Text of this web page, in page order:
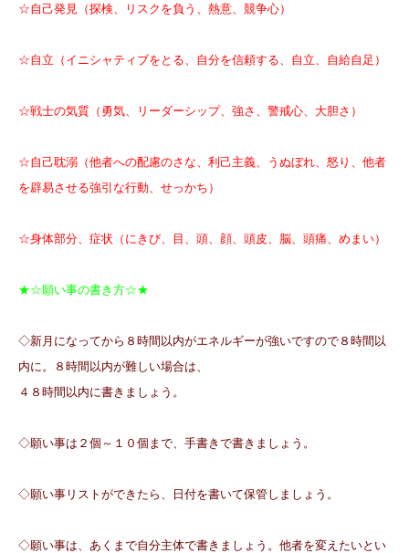
☆自己発見（探検、リスクを負う、熱意、競争心）
☆自立（イニシャティブをとる、自分を信頼する、自立、自給自足）
☆戦士の気質（勇気、リーダーシップ、強さ、警戒心、大胆さ）
☆自己耽溺（他者への配慮のさな、利己主義、うぬぼれ、怒り、他者
を辟易させる強引な行動、せっかち）
☆身体部分、症状（にきび、目、頭、顔、頭皮、脳、頭痛、めまい）
★☆願い事の書き方☆★
◇新月になってから８時間以内がエネルギーが強いですので８時間以
内に。８時間以内が難しい場合は、
４８時間以内に書きましょう。
◇願い事は２個～１０個まで、手書きで書きましょう。
◇願い事リストができたら、日付を書いて保管しましょう。
◇願い事は、あくまで自分主体で書きましょう。他者を変えたいとい